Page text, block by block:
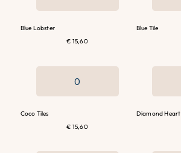
Blue Lobster
€ 15,60
Blue Tile
Coco Tiles
€ 15,60
Diamond Heart